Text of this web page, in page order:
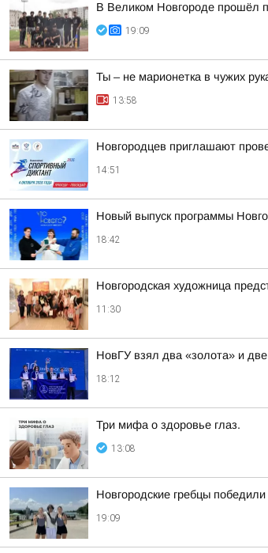
В Великом Новгороде прошёл
19:09
Ты – не марионетка в чужих
13:58
Новгородцев приглашают
14:51
Новый выпуск программы
18:42
Новгородская художница
11:30
НовГУ взял два «золота» и
18:12
Три мифа о здоровье глаз.
13:08
Новгородские гребцы
19:09